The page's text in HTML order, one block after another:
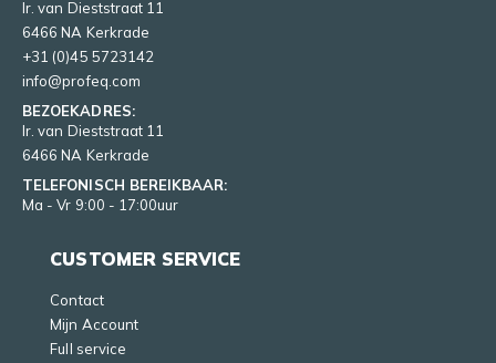
Ir. van Dieststraat 11
6466 NA Kerkrade
+31 (0)45 5723142
info@profeq.com
BEZOEKADRES:
Ir. van Dieststraat 11
6466 NA Kerkrade
TELEFONISCH BEREIKBAAR:
Ma - Vr 9:00 - 17:00uur
CUSTOMER SERVICE
Contact
Mijn Account
Full service